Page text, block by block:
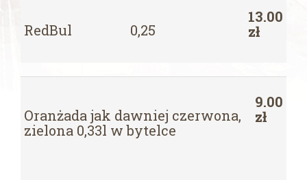
RedBul 0,25
13.00
zł
Oranżada jak dawniej czerwona,
zielona 0,33l w bytelce
9.00
zł